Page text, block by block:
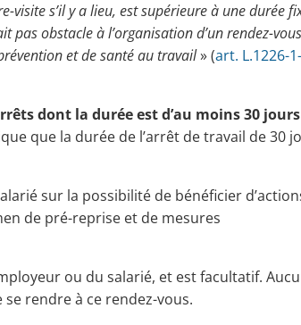
s’il y a lieu, est supérieure à une durée
obstacle à l’organisation d’un rendez-
et de santé au travail» (art. L.1226-
dont la durée est d’au moins 30 jours
que la durée de l’arrêt de travail de 30
sur la possibilité de bénéficier
de pré-reprise et de mesures
ou du salarié, et est facultatif.
rendre à ce rendez-vous.